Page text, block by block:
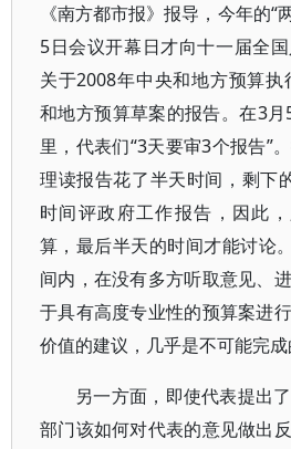
《南方都市报》报导，今年的“
5日会议开幕日才向十一届全
关于2008年中央和地方预算
和地方预算草案的报告。在3
里，代表们“3天要审3个报告”
理读报告花了半天时间，剩下
时间评政府工作报告，因此
算，最后半天的时间才能讨论
间内，在没有多方听取意见、
于具有高度专业性的预算案进
价值的建议，几乎是不可能完成
另一方面，即使代表提出
部门该如何对代表的意见做出